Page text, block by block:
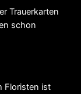
Trauerkarten
schon
Floristen ist